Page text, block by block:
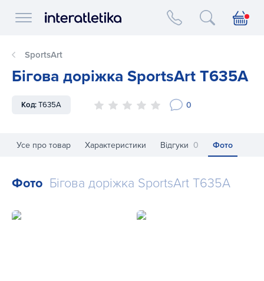
Interatletika logo
SportsArt
Бігова доріжка SportsArt T635A
Код:T635A 0
Усе про товар Характеристики Відгуки 0 Фото
Фото Бігова доріжка SportsArt T635A